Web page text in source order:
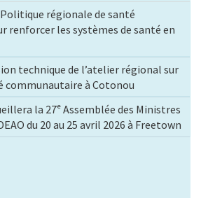
Politique régionale de santé
renforcer les systèmes de santé en
technique de l’atelier régional sur
communautaire à Cotonou
la 27ᵉ Assemblée des Ministres
du 20 au 25 avril 2026 à Freetown